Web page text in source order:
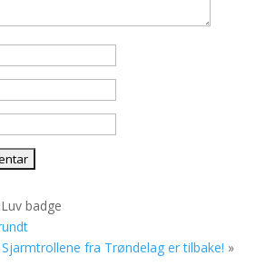
Sjarmtrollene fra Trøndelag er tilbake! »